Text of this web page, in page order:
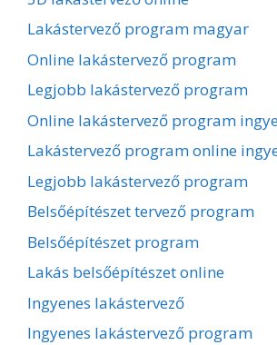
Lakástervező program magyar
Online lakástervező program
Legjobb lakástervező program
Online lakástervező program
Lakástervező program online
Legjobb lakástervező program
Belsőépítészet tervező program
Belsőépítészet program
Lakás belsőépítészet online
Ingyenes lakástervező
Ingyenes lakástervező program